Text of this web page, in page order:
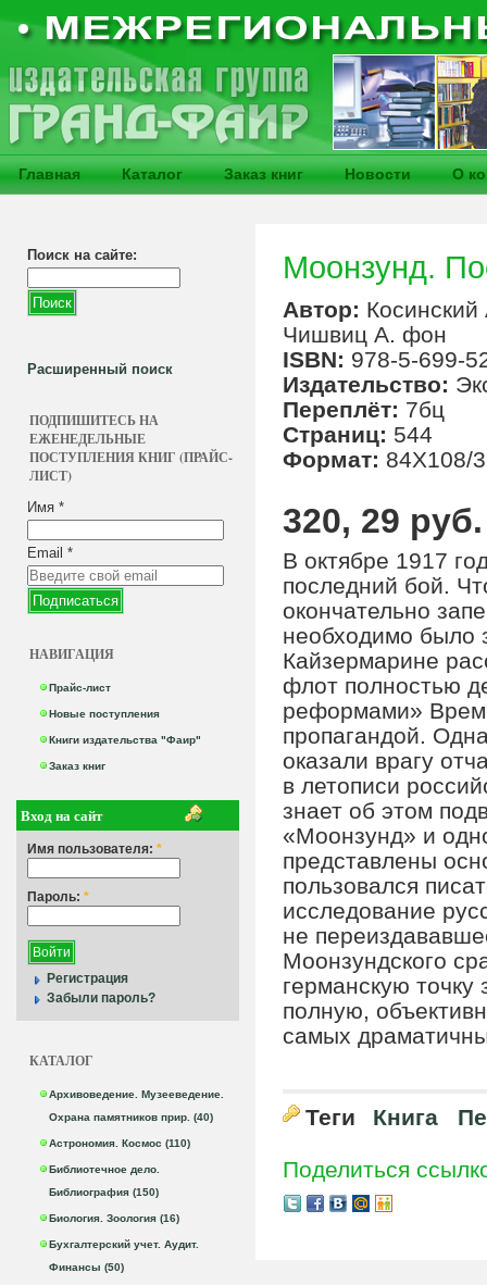
Главная Каталог Заказ книг Новости О
Поиск на сайте:
Расширенный поиск
ПОДПИШИТЕСЬ НА
ЕЖЕНЕДЕЛЬНЫЕ
ПОСТУПЛЕНИЯ КНИГ (ПРАЙС-
ЛИСТ)
Имя *
Email *
НАВИГАЦИЯ
Прайс-лист
Новые поступления
Книги издательства "Фаир"
Заказ книг
Вход на сайт
Имя пользователя: *
Пароль: *
Регистрация
Забыли пароль?
КАТАЛОГ
Архивоведение. Музееведение.
Охрана памятников прир. (40)
Астрономия. Космос (110)
Библиотечное дело.
Библиография (150)
Биология. Зоология (16)
Бухгалтерский учет. Аудит.
Финансы (50)
Моонзунд.
Автор:
Чишвиц А. фон
ISBN: 978-5-699-
Издательство:
Переплёт: 7бц
Страниц: 544
Формат: 84X108/
320, 29 руб.
В октябре 1917
последний бой.
окончательно
необходимо было
Кайзермарине
флот полностью
реформами»
пропагандой.
оказали врагу
в летописи
знает об этом
«Моонзунд» и
представлены
пользовался
исследование
не
Моонзундского
германскую
полную,
самых
Теги Книга
Поделиться